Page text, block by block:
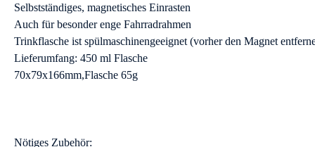
Selbstständiges, magnetisches Einrasten
Auch für besonder enge Fahrradrahmen
Trinkflasche ist spülmaschinengeeignet (vorher den Magnet
Lieferumfang: 450 ml Flasche
70x79x166mm,Flasche 65g
Nötiges Zubehör: